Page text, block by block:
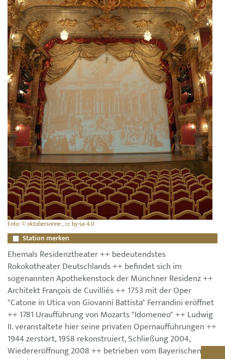
Foto: © oktobersonne , cc by-sa 4.0
Station merken
Ehemals Residenztheater ++ bedeutendstes
Rokokotheater Deutschlands ++ befindet sich im
sogenannten Apothekenstock der Münchner Residenz ++
Architekt François de Cuvilliés ++ 1753 mit der Oper
"Catone in Utica von Giovanni Battista" Ferrandini eröffnet
++ 1781 Uraufführung von Mozarts "Idomeneo" ++ Ludwig
II. veranstaltete hier seine privaten Opernaufführungen ++
1944 zerstört, 1958 rekonstruiert, Schließung 2004,
Wiedereröffnung 2008 ++ betrieben vom Bayerischen